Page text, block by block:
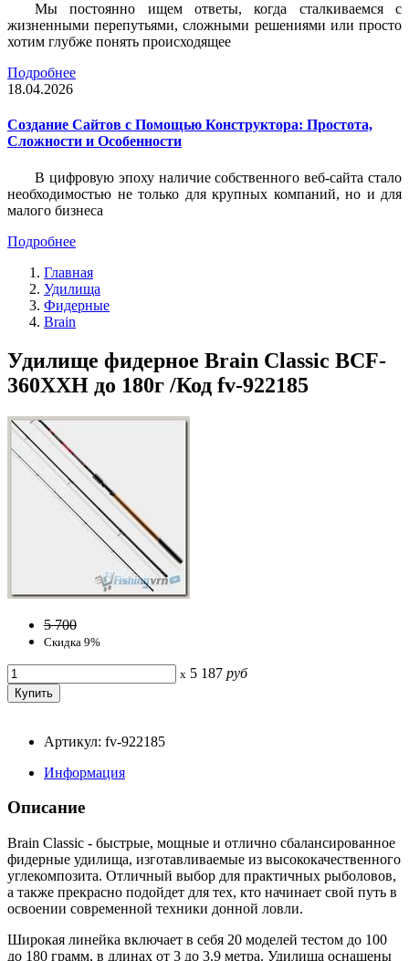
Мы постоянно ищем ответы, когда сталкиваемся с
жизненными перепутьями, сложными решениями или просто
хотим глубже понять происходящее
Подробнее
18.04.2026
Создание Сайтов с Помощью Конструктора: Простота,
Сложности и Особенности
В цифровую эпоху наличие собственного веб-сайта стало
необходимостью не только для крупных компаний, но и для
малого бизнеса
Подробнее
Главная
Удилища
Фидерные
Brain
Удилище фидерное Brain Classic BCF-
360XXH до 180г /Код fv-922185
5 700
Скидка 9%
x 5 187 руб
Артикул: fv-922185
Информация
Описание
Brain Classic - быстрые, мощные и отлично сбалансированное
фидерные удилища, изготавливаемые из высококачественного
углекомпозита. Отличный выбор для практичных рыболовов,
а также прекрасно подойдет для тех, кто начинает свой путь в
освоении современной техники донной ловли.
Широкая линейка включает в себя 20 моделей тестом до 100
до 180 грамм, в длинах от 3 до 3.9 метра. Удилища оснащены